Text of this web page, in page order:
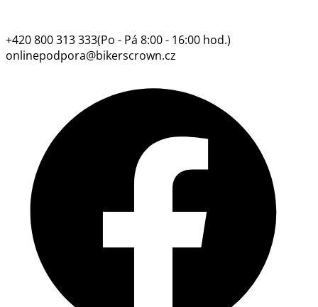
+420 800 313 333(Po - Pá 8:00 - 16:00 hod.)
onlinepodpora@bikerscrown.cz